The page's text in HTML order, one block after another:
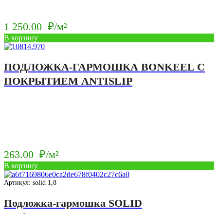
1 250.00 ₽/м²
В корзину
ПОДЛОЖКА-ГАРМОШКА BONKEEL С
ПОКРЫТИЕМ ANTISLIP
263.00 ₽/м²
В корзину
Артикул: solid 1,8
Подложка-гармошка SOLID